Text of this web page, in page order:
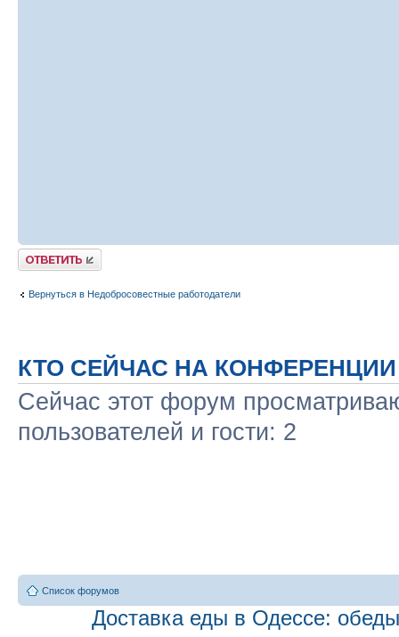
Ответить
Вернуться в Недобросовестные работодатели
КТО СЕЙЧАС НА КОНФЕРЕНЦИИ
Сейчас этот форум
пользователей и гости: 2
Список форумов
Доставка еды в Одессе: